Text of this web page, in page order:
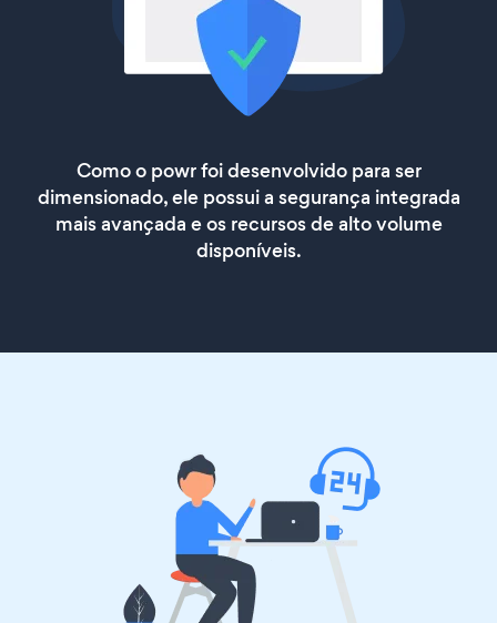
Como o powr foi desenvolvido para ser
dimensionado, ele possui a segurança integrada
mais avançada e os recursos de alto volume
disponíveis.